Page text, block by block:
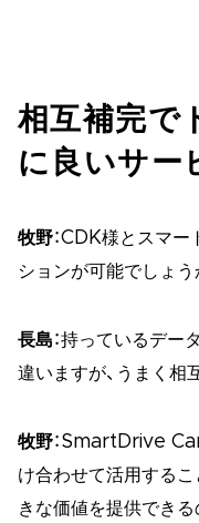
相互補完で
に良いサー
牧野：CDK様とスマ
ションが可能でしょう
長島：持っているデー
違いますが、うまく相
牧野：SmartDrive
け合わせて活用するこ
きな価値を提供でき